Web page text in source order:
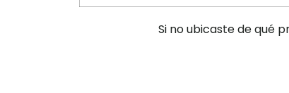
Si no ubicaste de qué